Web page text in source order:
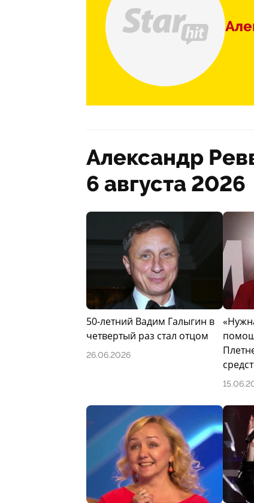
Александр
6 августа 2026
50-летний Вадим Галыгин в
четвертый раз стал отцом
26.06.2026